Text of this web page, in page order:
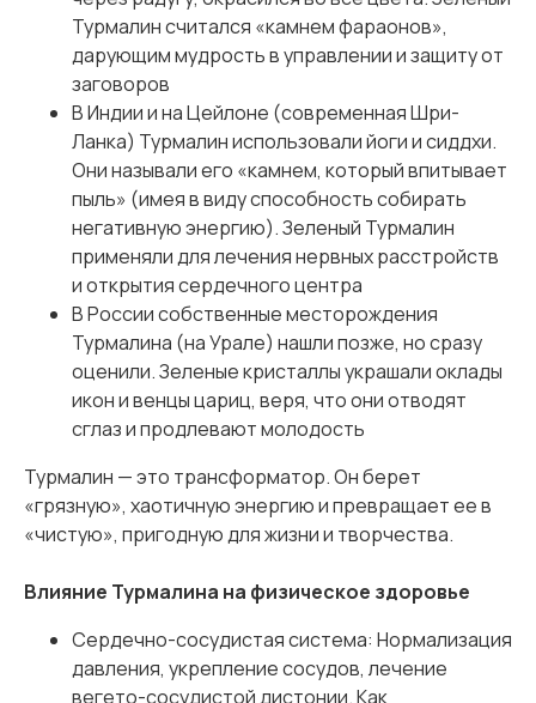
Турмалин считался «камнем фараонов»,
дарующим мудрость в управлении и защиту от
заговоров
В Индии и на Цейлоне (современная Шри-
Ланка) Турмалин использовали йоги и сиддхи.
Они называли его «камнем, который впитывает
пыль» (имея в виду способность собирать
негативную энергию). Зеленый Турмалин
применяли для лечения нервных расстройств
и открытия сердечного центра
В России собственные месторождения
Турмалина (на Урале) нашли позже, но сразу
оценили. Зеленые кристаллы украшали оклады
икон и венцы цариц, веря, что они отводят
сглаз и продлевают молодость
Турмалин — это трансформатор. Он берет
«грязную», хаотичную энергию и превращает ее в
«чистую», пригодную для жизни и творчества.
Влияние Турмалина на физическое здоровье
Сердечно-сосудистая система: Нормализация
давления, укрепление сосудов, лечение
вегето-сосудистой дистонии. Как